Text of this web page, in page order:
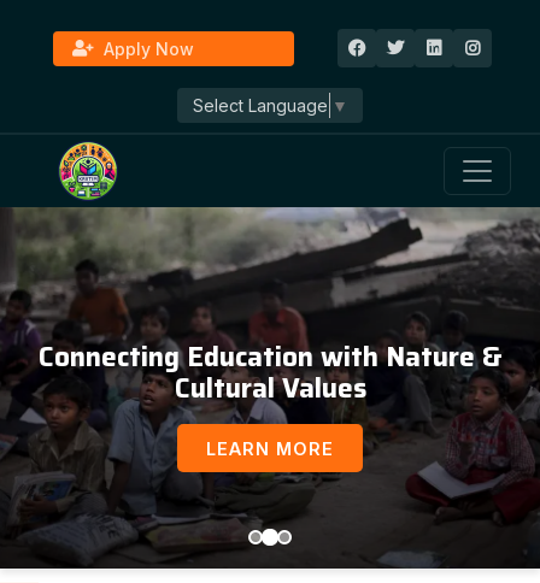
Apply Now
Select Language ▼
Connecting Education with Nature &
Cultural Values
LEARN MORE